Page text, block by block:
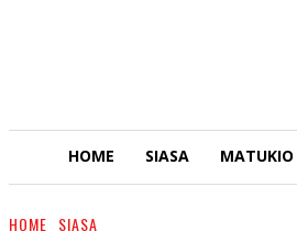
HOME SIASA MATUKIO
HOME SIASA